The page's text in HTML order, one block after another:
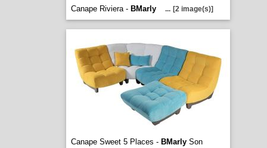
Canape Riviera - BMarly ... [2 image(s)]
Canape Sweet 5 Places - BMarlySon